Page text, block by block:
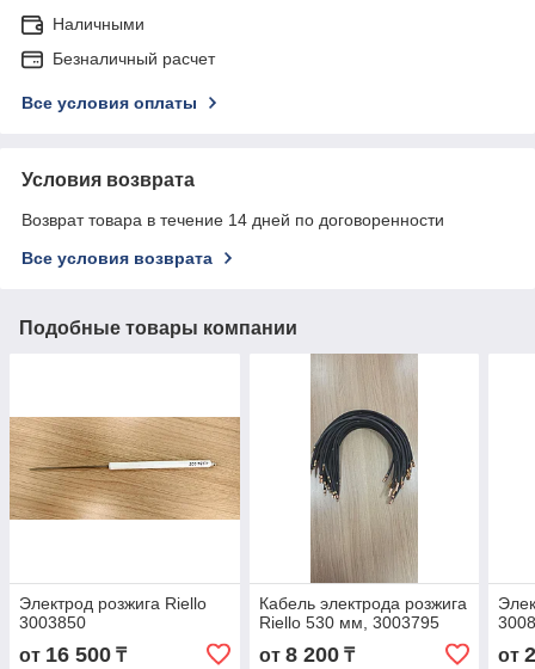
Наличными
Безналичный расчет
Все условия оплаты
Условия возврата
Возврат товара в течение 14 дней по договоренности
Все условия возврата
Подобные товары компании
Электрод розжига Riello
3003850
от 16 500 ₸
Кабель электрода розжига
Riello 530 мм, 3003795
от 8 200₸ от